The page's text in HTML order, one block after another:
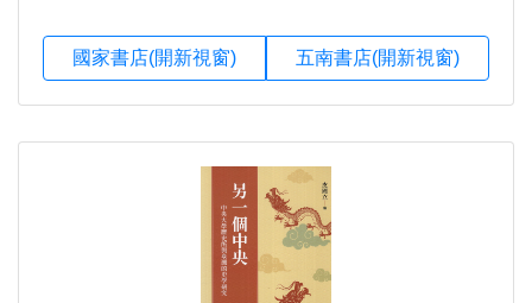
國家書店(開新視窗) 五南書店(開新視窗)